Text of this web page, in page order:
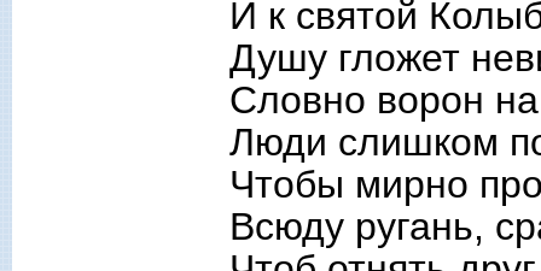
И к святой
Душу гложет
Словно ворон
Люди слишком
Чтобы мирно
Всюду ругань,